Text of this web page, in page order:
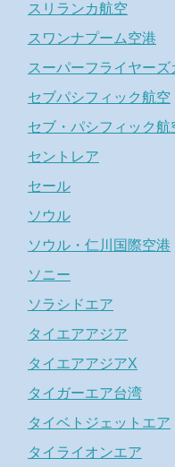
スリランカ航空
スワンナプーム空港
スーパーフライヤーズ
セブパシフィック航空
セブ・パシフィック航
セントレア
セール
ソウル
ソウル・仁川国際空港
ソニー
ソラシドエア
タイエアアジア
タイエアアジアX
タイガーエア台湾
タイベトジェットエア
タイライオンエア